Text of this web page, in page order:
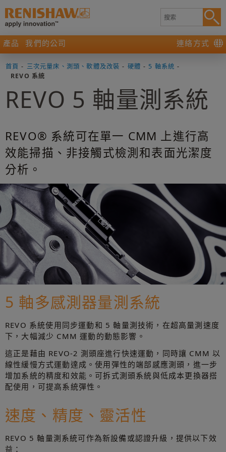
產品 我們的公司 連絡方式
首頁 - 三次元量床、測頭、軟體及改裝 - 硬體 - 5 軸系統 -
REVO 系統
REVO 5 軸量測系統
REVO® 系統可在單一 CMM 上進行高
效能掃描、非接觸式檢測和表面光潔度
分析。
5 軸多感測器量測系統
REVO 系統使用同步運動和 5 軸量測技術，在超高量測速度
下，大幅減少 CMM 運動的動態影響。
這正是藉由 REVO-2 測頭座進行快速運動，同時讓 CMM 以
線性緩慢方式運動達成。使用彈性的端部感應測頭，進一步
增加系統的精度和效能。可拆式測頭系統與低成本更換器搭
配使用，可提高系統彈性。
速度、精度、靈活性
REVO 5 軸量測系統可作為新設備或認證升級，提供以下效
益：